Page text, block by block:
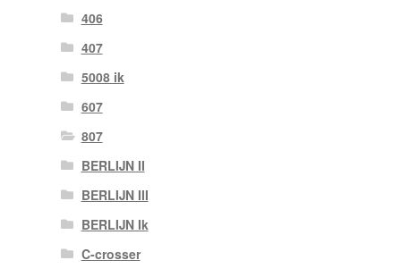
406
407
5008 ik
607
807
BERLIJN II
BERLIJN III
BERLIJN Ik
C-crosser